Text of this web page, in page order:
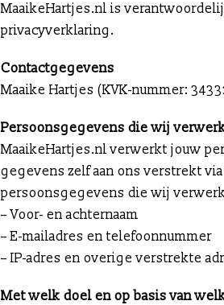
MaaikeHartjes.nl is
privacyverklaring.
Contactgegevens
Maaike Hartjes (KVK-nummer:
Persoonsgegevens die wij
MaaikeHartjes.nl verwerkt jouw
gegevens zelf aan ons verstrekt
persoonsgegevens die wij
– Voor- en achternaam
– E-mailadres en telefoonnummer
– IP-adres en overige verstrekte
Met welk doel en op basis van